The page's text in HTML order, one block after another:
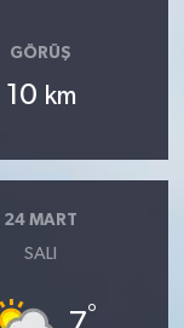
GÖRÜŞ
10 km
24 MART
SALI
°